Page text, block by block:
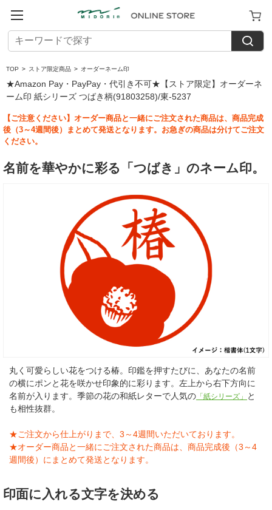
TOP > ストア限定商品 > オーダーネーム印
★Amazon Pay・PayPay・代引き不可★【ストア限定】オーダーネ
ーム印 紙シリーズ つばき柄(91803258)/東-5237
【ご注意ください】オーダー商品と一緒にご注文された商品は、商品完成
後（3～4週間後）まとめて発送となります。お急ぎの商品は分けてご注文
ください。
名前を華やかに彩る「つばき」のネーム印。
丸く可愛らしい花をつける椿。印鑑を押すたびに、あなたの名前
の横にポンと花を咲かせ印象的に彩ります。左上から右下方向に
名前が入ります。季節の花の和紙レターで人気の 「紙シリーズ」
と
も相性抜群。
★ご注文から仕上がりまで、3～4週間いただいております。
★オーダー商品と一緒にご注文された商品は、商品完成後（3～4
週間後）にまとめて発送となります。
印面に入れる文字を決める